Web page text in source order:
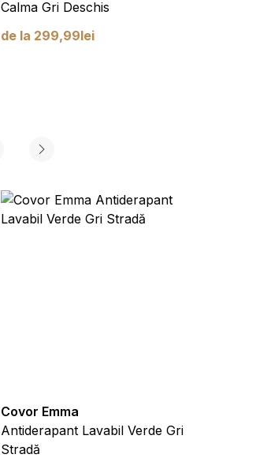
Calma Gri Deschis
de la 299,99lei
Covor Emma
Antiderapant Lavabil Verde Gri
Stradă